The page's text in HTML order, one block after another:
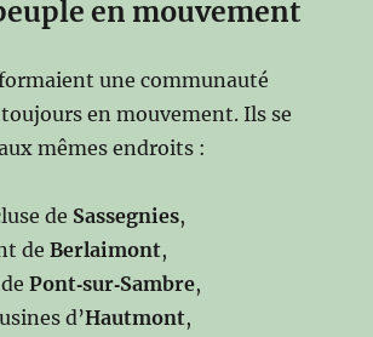
en mouvement
une communauté
en mouvement. Ils se
mêmes endroits :
de Sassegnies,
deBerlaimont,
dePont‑sur‑Sambre,
d’Hautmont,